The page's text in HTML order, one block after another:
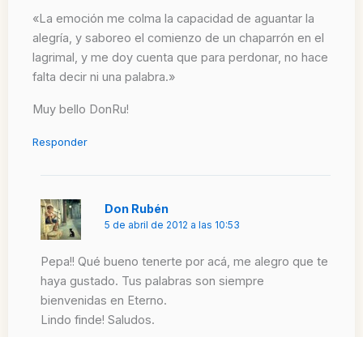
«La emoción me colma la capacidad de aguantar la
alegría, y saboreo el comienzo de un chaparrón en el
lagrimal, y me doy cuenta que para perdonar, no hace
falta decir ni una palabra.»
Muy bello DonRu!
Responder
Don Rubén
5 de abril de 2012 a las 10:53
Pepa!! Qué bueno tenerte por acá, me alegro que te
haya gustado. Tus palabras son siempre
bienvenidas en Eterno.
Lindo finde! Saludos.